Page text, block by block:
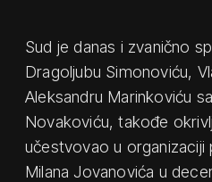
Sud je danas i zvanično
Dragoljubu Simonoviću,
Aleksandru Marinkoviću
Novakoviću, takođe
učestvovao u organizaciji
Milana Jovanovića u